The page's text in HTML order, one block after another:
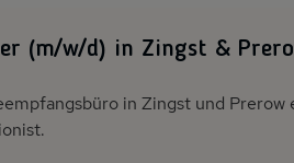
(m/w/d) in Zingst &
in Zingst und